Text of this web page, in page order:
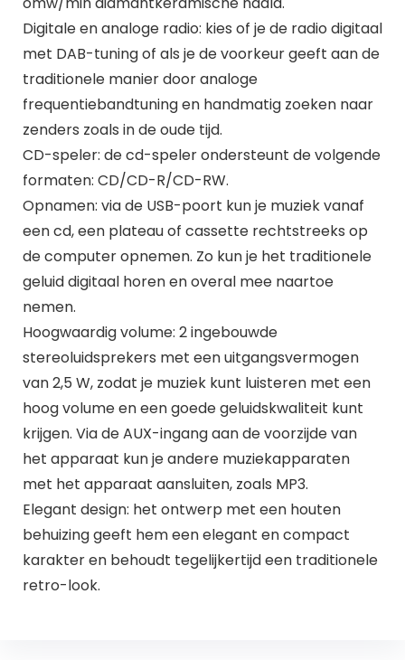
Digitale en analoge radio: kies of je de radio digitaal
met DAB-tuning of als je de voorkeur geeft aan de
traditionele manier door analoge
frequentiebandtuning en handmatig zoeken naar
zenders zoals in de oude tijd.
CD-speler: de cd-speler ondersteunt de volgende
formaten: CD/CD-R/CD-RW.
Opnamen: via de USB-poort kun je muziek vanaf
een cd, een plateau of cassette rechtstreeks op
de computer opnemen. Zo kun je het traditionele
geluid digitaal horen en overal mee naartoe
nemen.
Hoogwaardig volume: 2 ingebouwde
stereoluidsprekers met een uitgangsvermogen
van 2,5 W, zodat je muziek kunt luisteren met een
hoog volume en een goede geluidskwaliteit kunt
krijgen. Via de AUX-ingang aan de voorzijde van
het apparaat kun je andere muziekapparaten
met het apparaat aansluiten, zoals MP3.
Elegant design: het ontwerp met een houten
behuizing geeft hem een elegant en compact
karakter en behoudt tegelijkertijd een traditionele
retro-look.